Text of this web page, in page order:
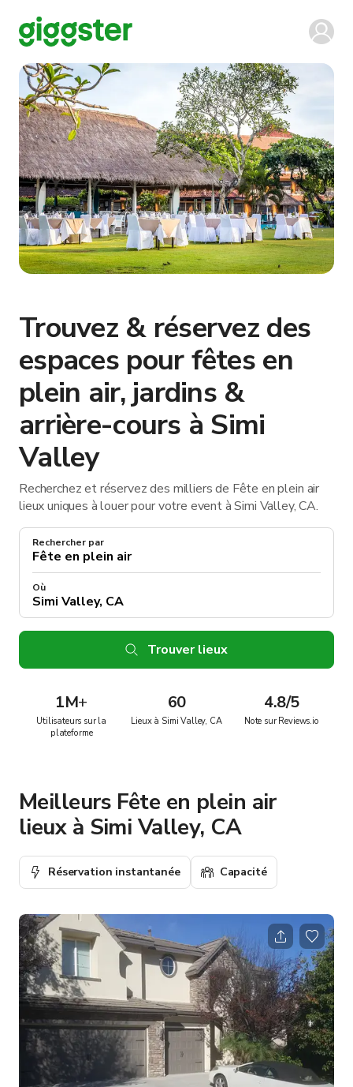
Trouvez & réservez des
espaces pour fêtes en
plein air, jardins &
arrière-cours à Simi
Valley
Recherchez et réservez des milliers de Fête en plein air
lieux uniques à louer pour votre event à Simi Valley, CA.
Rechercher par
Où
Trouver lieux
1M+
Utilisateurs sur la
plateforme
60
Lieux à Simi Valley, CA
4.8/5
Note sur Reviews.io
Meilleurs Fête en plein air
lieux à Simi Valley, CA
Réservation instantanée Capacité